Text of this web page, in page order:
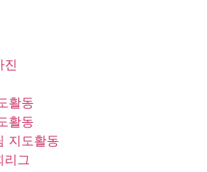
진
활동
활동
지도활동
리그